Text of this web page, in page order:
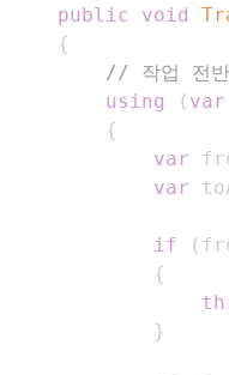
public void
{
// 작업 전
using
( var
{
var
var
if (
{
}